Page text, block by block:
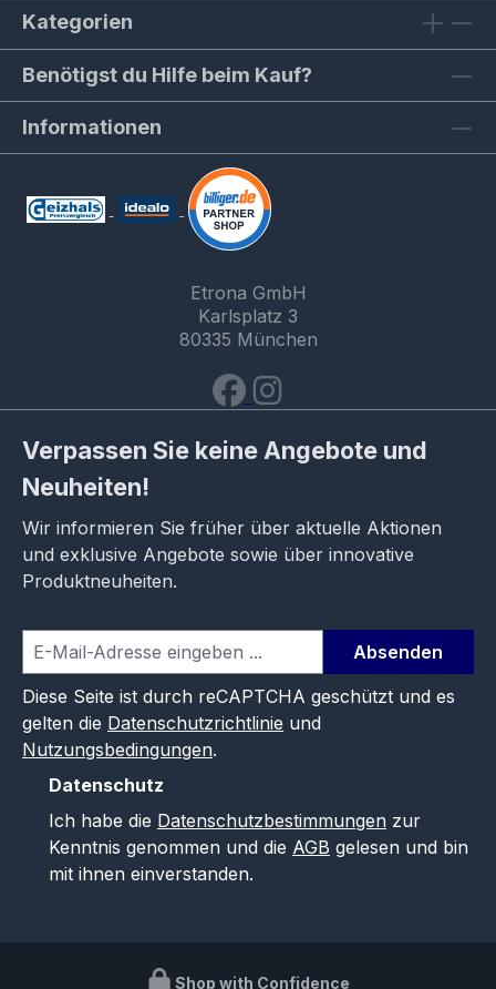
Kategorien
Benötigst du Hilfe beim Kauf?
Informationen
Etrona GmbH
Karlsplatz 3
80335 München
Verpassen Sie keine Angebote und
Neuheiten!
Wir informieren Sie früher über aktuelle Aktionen
und exklusive Angebote sowie über innovative
Produktneuheiten.
Absenden
Diese Seite ist durch reCAPTCHA geschützt und es
gelten die Datenschutzrichtlinie und
Nutzungsbedingungen.
Datenschutz
Ich habe die Datenschutzbestimmungen zur
Kenntnis genommen und die AGB gelesen und bin
mit ihnen einverstanden.
Shop with Confidence